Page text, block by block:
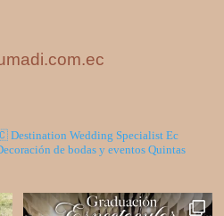
Destination Wedding Specialist Ec
de bodas y eventos Quintas